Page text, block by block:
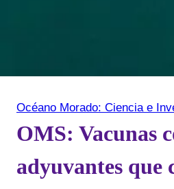
Océano Morado: Ciencia e
OMS: Vacunas
adyuvantes que